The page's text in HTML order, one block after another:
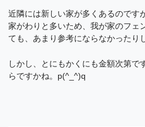
近隣には新しい家が多くあるのです
家がわりと多いため、我が家のフェ
ても、あまり参考にならなかったり
しかし、とにもかくにも金額次第で
らですかね。p(^_^)q